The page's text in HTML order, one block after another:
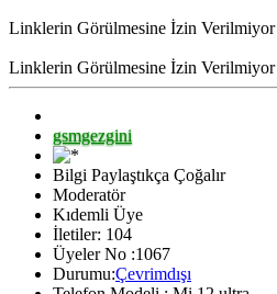
Linklerin Görülmesine İzin Verilmiyor
Linklerin Görülmesine İzin Verilmiyor
gsmgezgini
Bilgi Paylaştıkça Çoğalır
Moderatör
Kıdemli Üye
İletiler: 104
Üyeler No :1067
Durumu:Çevrimdışı